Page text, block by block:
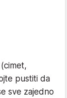
pustiti da
sve zajedno